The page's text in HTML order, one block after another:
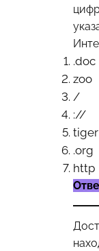
.doc
zoo
/
://
tiger
.org
http